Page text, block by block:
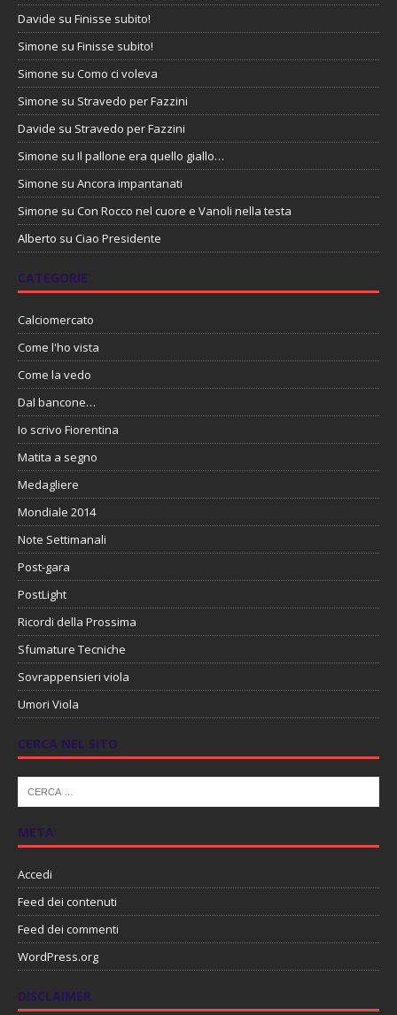
Davide su Finisse subito!
Simone su Finisse subito!
Simone su Como ci voleva
Simone su Stravedo per Fazzini
Davide su Stravedo per Fazzini
Simone su Il pallone era quello giallo…
Simone su Ancora impantanati
Simone su Con Rocco nel cuore e Vanoli nella testa
Alberto su Ciao Presidente
CATEGORIE
Calciomercato
Come l'ho vista
Come la vedo
Dal bancone…
Io scrivo Fiorentina
Matita a segno
Medagliere
Mondiale 2014
Note Settimanali
Post-gara
PostLight
Ricordi della Prossima
Sfumature Tecniche
Sovrappensieri viola
Umori Viola
CERCA NEL SITO
META
Accedi
Feed dei contenuti
Feed dei commenti
WordPress.org
DISCLAIMER